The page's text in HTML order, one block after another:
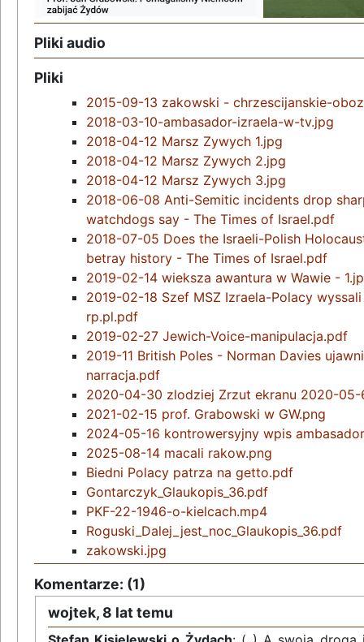
Pliki audio
Pliki
2015-09-13 zakowski - chrzescijanskie-
2018-03-10-ambasador-izraela-w-tv.jpg
2018-04-12 Marsz Zywych 1.jpg
2018-04-12 Marsz Zywych 2.jpg
2018-04-12 Marsz Zywych 3.jpg
2018-06-08 Anti-Semitic incidents drop
watchdogs say - The Times of Israel.pdf
2018-07-05 Does the Israeli-Polish
betray history - The Times of Israel.pdf
2019-02-14 wieksza awantura w Wawie -
2019-02-18 Szef MSZ Izraela-Polacy
rp.pl.pdf
2019-02-27 Jewich-Voice-manipulacja.pdf
2019-11 British Poles - Norman Davies
narracja.pdf
2020-04-30 zlodziej Zrzut ekranu 2020-05-
2021-02-15 prof. Grabowski w GW.png
2024-05-16 kontrowersyjny wpis
2025-08-14 macali rakow.png
Biedni Polacy patrza na getto.pdf
Gontarczyk_Glaukopis_36.pdf
PKF-22-1946-o-kielcach.mp4
Roguski_Dalej_jest_noc_Glaukopis_36.pdf
zakowski.jpg
Komentarze: (1)
wojtek,8 lat temu